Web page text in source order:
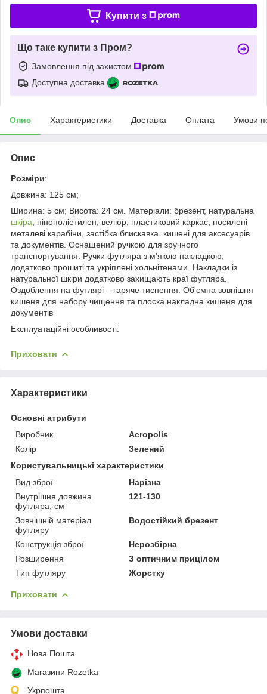
Купити з
Що таке купити з Пром?
Замовлення під захистом
Доступна доставка
Опис Характеристики Доставка Оплата Умови
Опис
Розміри:
Довжина: 125 см;
Ширина: 5 см; Висота: 24 см. Матеріали: брезент, натуральна
шкіра , пінополіетилен, велюр, пластиковий каркас, посилені
металеві карабіни, застібка блискавка. кишені для аксесуарів
та документів. Оснащений ручкою для зручного
транспортування. Ручки футляра з м'якою накладкою,
додатково прошиті та укріплені хольнітенами. Накладки із
натуральної шкіри додатково захищають краї футляра.
Оздоблення на футлярі – гаряче тиснення. Об'ємна зовнішня
кишеня для набору чищення та плоска накладна кишеня для
документів
Експлуатаційні особливості:
Приховати
Характеристики
Основні атрибути
Виробник
Acropolis
Колір
Зелений
Користувальницькі характеристики
Вид зброї
Нарізна
Внутрішня довжина
футляра, см
121-130
Зовнішній матеріал
футляру
Водостійкий брезент
Конструкція зброї
Нерозбірна
Розширення
З оптичним прицілом
Тип футляру
Жорстку
Приховати
Умови доставки
Нова Пошта
Магазини Rozetka
Укрпошта